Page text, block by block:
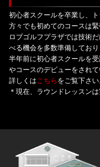
初心者スクールを卒業し、
方々でも初めてのコースは緊
ロブゴルフプラザでは技術
べる機会を多数準備しており
半年前に初心者スクールを
やコースのデビューをされて
詳しくはこちらをご覧下さい
＊現在、ラウンドレッスン